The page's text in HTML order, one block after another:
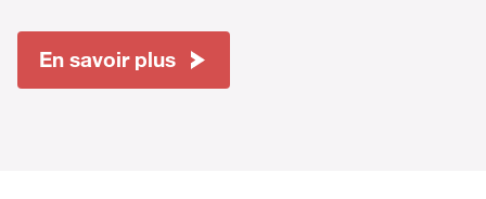
En savoir plus